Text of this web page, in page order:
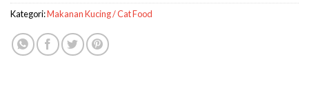
Kategori:Makanan Kucing / Cat Food